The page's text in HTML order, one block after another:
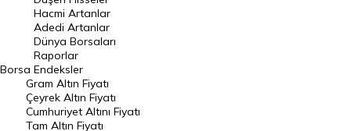
Hacmi Artanlar
Geçmiş Kapanışlar
Dünya Borsaları
Raporlar
Endeksler
Borsa
Hacmi Artanlar
Adedi Artanlar
Dünya Borsaları
Raporlar
Endeksler
Gram Altın Fiyatı
Çeyrek Altın Fiyatı
Cumhuriyet Altını Fiyatı
Tam Altın Fiyatı